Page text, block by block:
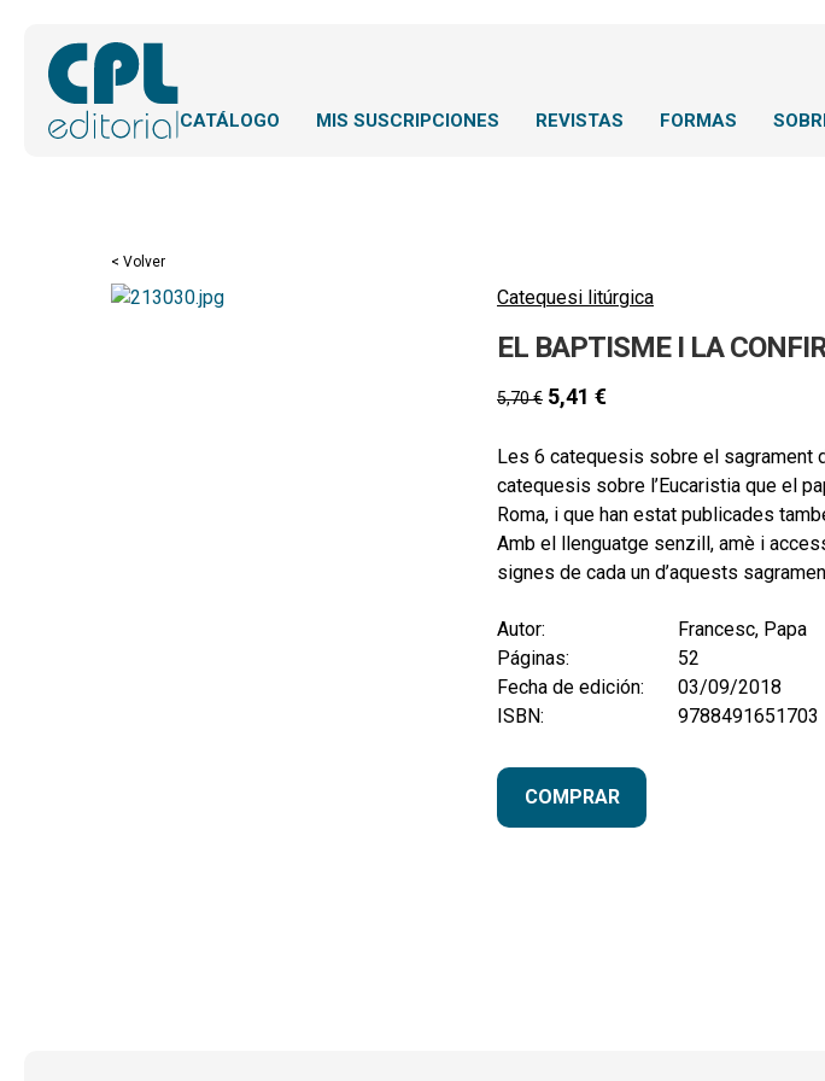
CATÁLOGO MIS SUSCRIPCIONES REVISTAS FORMAS
< Volver
Catequesi litúrgica
EL BAPTISME I LA
5,70€ 5,41 €
Les 6 catequesis sobre el sagrament
catequesis sobre l’Eucaristia que el
Roma, i que han estat publicades
Amb el llenguatge senzill, amè i
signes de cada un d’aquests
Autor:
Francesc, Papa
Páginas:
52
Fecha de edición:
03/09/2018
ISBN:
9788491651703
COMPRAR